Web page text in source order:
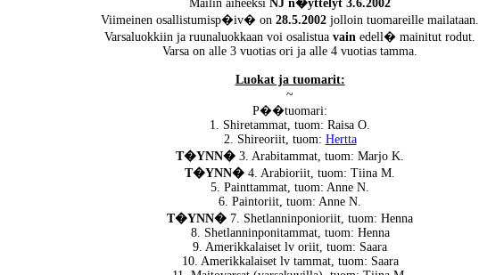
Mailin aiheeksi NJ n�yttelyt 3.6.2002
Viimeinen osallistumisp�iv� on 28.5.2002 jolloin tuomareille mailataan.
Varsaluokkiin ja ruunaluokkaan voi osalistua vain edell� mainitut rodut.
Varsa on alle 3 vuotias ori ja alle 4 vuotias tamma.
Luokat ja tuomarit:
~
P��tuomari:
1. Shiretammat, tuom: Raisa O.
2. Shireoriit, tuom: Hertta
T�YNN� 3. Arabitammat, tuom: Marjo K.
T�YNN� 4. Arabioriit, tuom: Tiina M.
5. Painttammat, tuom: Anne N.
6. Paintoriit, tuom: Anne N.
T�YNN� 7. Shetlanninponioriit, tuom: Henna
8. Shetlanninponitammat, tuom: Henna
9. Amerikkalaiset lv oriit, tuom: Saara
10. Amerikkalaiset lv tammat, tuom: Saara